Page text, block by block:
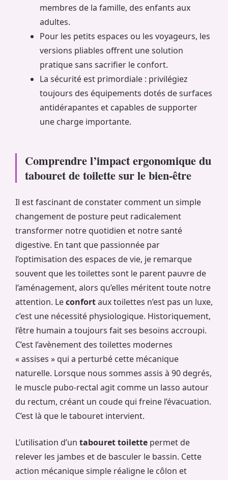
membres de la famille, des enfants aux
adultes.
Pour les petits espaces ou les voyageurs, les
versions pliables offrent une solution
pratique sans sacrifier le confort.
La sécurité est primordiale : privilégiez
toujours des équipements dotés de surfaces
antidérapantes et capables de supporter
une charge importante.
Comprendre l’impact ergonomique du
tabouret de toilette sur le bien-être
Il est fascinant de constater comment un simple
changement de posture peut radicalement
transformer notre quotidien et notre santé
digestive. En tant que passionnée par
l’optimisation des espaces de vie, je remarque
souvent que les toilettes sont le parent pauvre de
l’aménagement, alors qu’elles méritent toute notre
attention. Leconfortaux toilettes n’est pas un luxe,
c’est une nécessité physiologique. Historiquement,
l’être humain a toujours fait ses besoins accroupi.
C’est l’avènement des toilettes modernes
« assises » qui a perturbé cette mécanique
naturelle. Lorsque nous sommes assis à 90 degrés,
le muscle pubo-rectal agit comme un lasso autour
du rectum, créant un coude qui freine l’évacuation.
C’est là que le tabouret intervient.
L’utilisation d’un tabouret toilette permet de
relever les jambes et de basculer le bassin. Cette
action mécanique simple réaligne le côlon et